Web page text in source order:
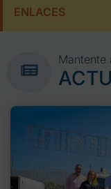
ENLACES
Mantente